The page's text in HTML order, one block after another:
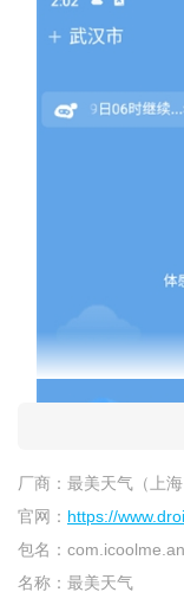
厂商： 最美天气（上
官网： https://
包名：
名称： 最美天气